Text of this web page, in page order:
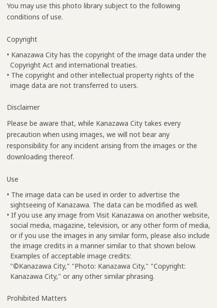
You may use this photo library subject to the following
conditions of use.
Copyright
• Kanazawa City has the copyright of the image data under the
Copyright Act and international treaties.
• The copyright and other intellectual property rights of the
image data are not transferred to users.
Disclaimer
Please be aware that, while Kanazawa City takes every
precaution when using images, we will not bear any
responsibility for any incident arising from the images or the
downloading thereof.
Use
• The image data can be used in order to advertise the
sightseeing of Kanazawa. The data can be modified as well.
• If you use any image from Visit Kanazawa on another website,
social media, magazine, television, or any other form of media,
or if you use the images in any similar form, please also include
the image credits in a manner similar to that shown below.
Examples of acceptable image credits:
"©Kanazawa City," "Photo: Kanazawa City," "Copyright:
Kanazawa City," or any other similar phrasing.
Prohibited Matters